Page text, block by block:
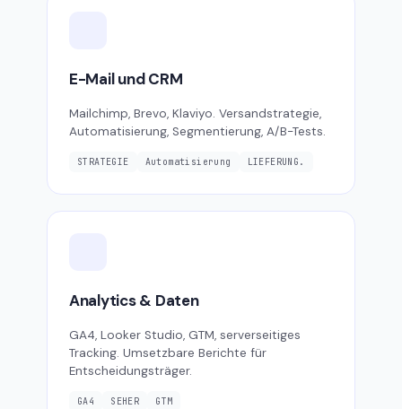
E-Mail und CRM
Mailchimp, Brevo, Klaviyo. Versandstrategie,
Automatisierung, Segmentierung, A/B-Tests.
STRATEGIE Automatisierung LIEFERUNG.
Analytics & Daten
GA4, Looker Studio, GTM, serverseitiges
Tracking. Umsetzbare Berichte für
Entscheidungsträger.
GA4 SEHER GTM